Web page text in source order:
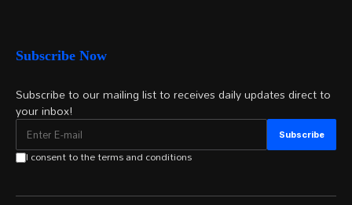
Subscribe Now
Subscribe to our mailing list to receives daily updates direct to
your inbox!
I consent to the terms and conditions